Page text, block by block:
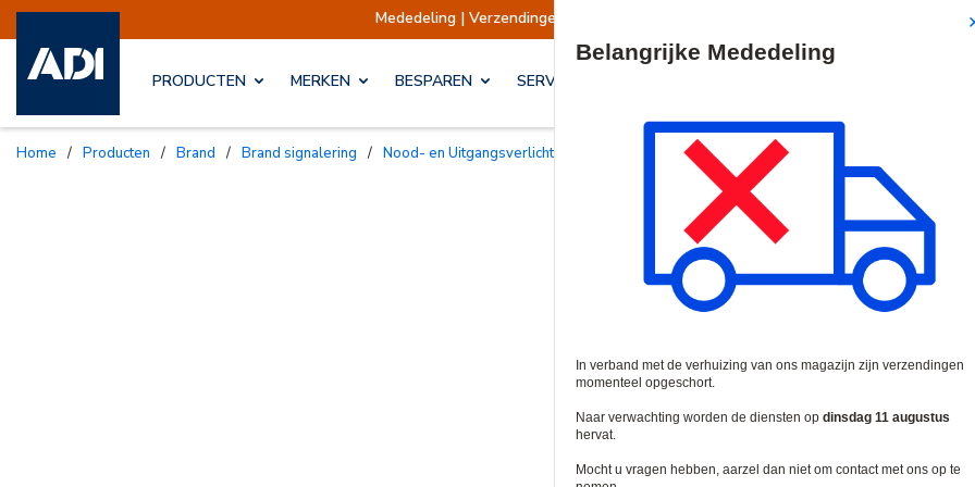
Mededeling | Verzendingen opgeschort Verzendingen worden op
PRODUCTEN MERKEN BESPAREN SERVICES & OPLOSSINGEN
Home / Producten / Brand / Brand signalering / Nood- en Uitgangsverlichting